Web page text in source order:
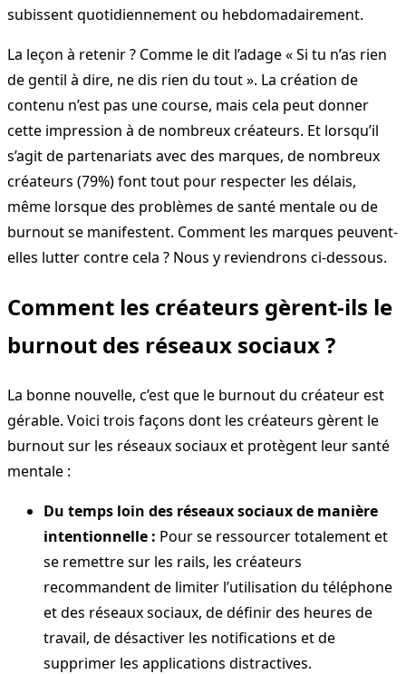
subissent quotidiennement ou hebdomadairement.
La leçon à retenir ? Comme le dit l’adage « Si tu n’as rien
de gentil à dire, ne dis rien du tout ». La création de
contenu n’est pas une course, mais cela peut donner
cette impression à de nombreux créateurs. Et lorsqu’il
s’agit de partenariats avec des marques, de nombreux
créateurs (79%) font tout pour respecter les délais,
même lorsque des problèmes de santé mentale ou de
burnout se manifestent. Comment les marques peuvent-
elles lutter contre cela ? Nous y reviendrons ci-dessous.
Comment les créateurs gèrent-ils le
burnout des réseaux sociaux ?
La bonne nouvelle, c’est que le burnout du créateur est
gérable. Voici trois façons dont les créateurs gèrent le
burnout sur les réseaux sociaux et protègent leur santé
mentale :
Du temps loin des réseaux sociaux de manière
intentionnelle : Pour se ressourcer totalement et
se remettre sur les rails, les créateurs
recommandent de limiter l’utilisation du téléphone
et des réseaux sociaux, de définir des heures de
travail, de désactiver les notifications et de
supprimer les applications distractives.